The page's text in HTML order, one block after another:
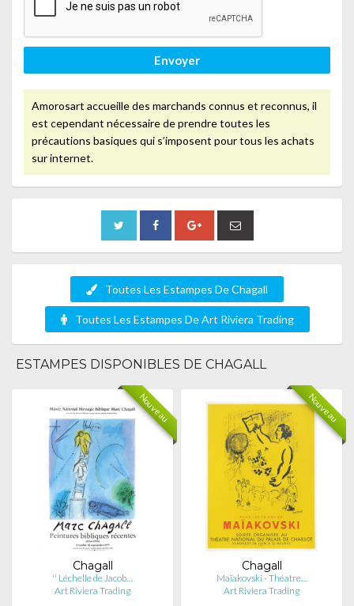
Envoyer
Amorosart accueille des marchands connus et reconnus, il
est cependant nécessaire de prendre toutes les
précautions basiques qui s’imposent pour tous les achats
sur internet.
Toutes Les Estampes De Chagall
Toutes Les Estampes De Art Riviera Trading
ESTAMPES DISPONIBLES DE CHAGALL
Nouveau
Chagall
'' Léchelle de Jacob…
Art Riviera Trading
Nouveau
Chagall
Maïakovski - Théatre…
Art Riviera Trading